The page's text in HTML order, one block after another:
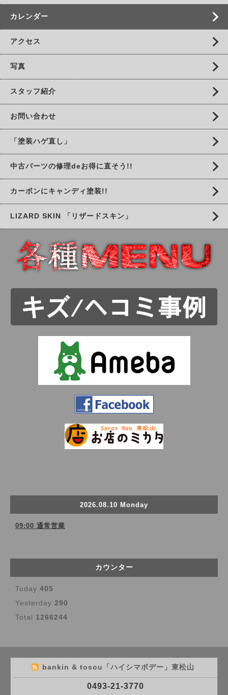
カレンダー
アクセス
写真
スタッフ紹介
お問い合わせ
「塗装ハゲ直し」
中古パーツの修理deお得に直そう!!
カーボンにキャンディ塗装!!
LIZARD SKIN 「リザードスキン」
2026.08.10 Monday
09:00 通常営業
カウンター
Today 405
Yesterday 290
Total 1266244
bankin & tosou「ハイシマボデー」東松山
0493-21-3770